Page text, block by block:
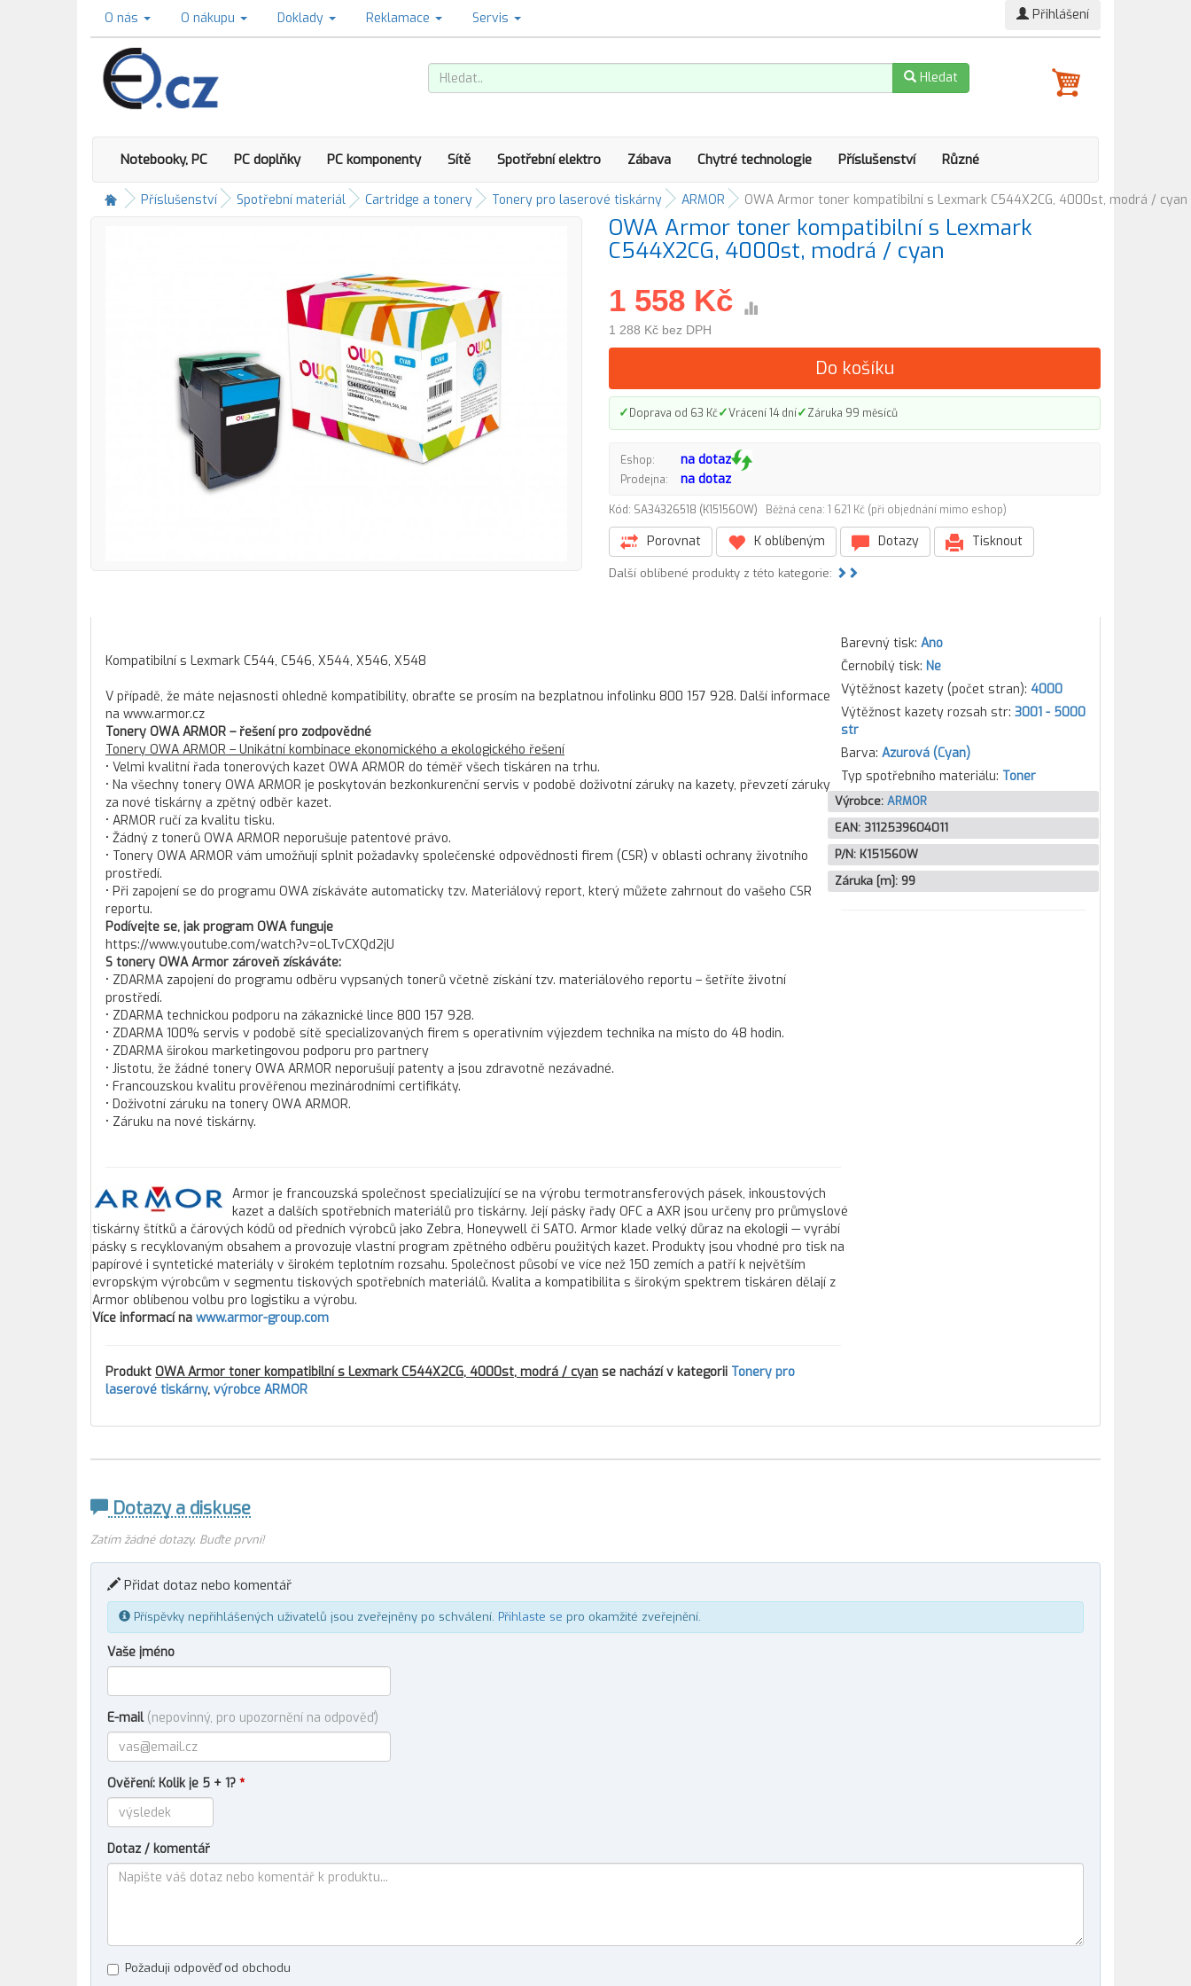
O nás O nákupu Doklady Reklamace Servis Přihlášení
Hledat
Notebooky, PC PC doplňky PC komponenty Sítě Spotřební elektro Zábava Chytré technologie Příslušenství Různé
Příslušenství Spotřební materiál Cartridge a tonery Tonery pro laserové tiskárny ARMOR OWA Armor toner kompatibilní s Lexmark C544X2CG, 4000st, modrá / cyan
OWA Armor toner kompatibilní s Lexmark
C544X2CG, 4000st, modrá / cyan
1 558 Kč
1 288 Kč bez DPH
Do košíku
✓Doprava od 63 Kč✓Vrácení 14 dní✓Záruka 99 měsíců
Eshop: na dotaz
Prodejna: na dotaz
Kód: SA34326518 (K15156OW) Běžná cena: 1 621 Kč (při objednání mimo eshop)
Porovnat K oblíbeným Dotazy Tisknout
Další oblíbené produkty z této kategorie:
Kompatibilní s Lexmark C544, C546, X544, X546, X548
V případě, že máte nejasnosti ohledně kompatibility, obraťte se prosím na bezplatnou infolinku 800 157 928. Další informace
na www.armor.cz
Tonery OWA ARMOR – řešení pro zodpovědné
Tonery OWA ARMOR – Unikátní kombinace ekonomického a ekologického řešení
• Velmi kvalitní řada tonerových kazet OWA ARMOR do téměř všech tiskáren na trhu.
• Na všechny tonery OWA ARMOR je poskytován bezkonkurenční servis v podobě doživotní záruky na kazety, převzetí záruky
za nové tiskárny a zpětný odběr kazet.
• ARMOR ručí za kvalitu tisku.
• Žádný z tonerů OWA ARMOR neporušuje patentové právo.
• Tonery OWA ARMOR vám umožňují splnit požadavky společenské odpovědnosti firem (CSR) v oblasti ochrany životního
prostředí.
• Při zapojení se do programu OWA získáváte automaticky tzv. Materiálový report, který můžete zahrnout do vašeho CSR
reportu.
Podívejte se, jak program OWA funguje
https://www.youtube.com/watch?v=oLTvCXQd2jU
S tonery OWA Armor zároveň získáváte:
• ZDARMA zapojení do programu odběru vypsaných tonerů včetně získání tzv. materiálového reportu – šetříte životní
prostředí.
• ZDARMA technickou podporu na zákaznické lince 800 157 928.
• ZDARMA 100% servis v podobě sítě specializovaných firem s operativním výjezdem technika na místo do 48 hodin.
• ZDARMA širokou marketingovou podporu pro partnery
• Jistotu, že žádné tonery OWA ARMOR neporušují patenty a jsou zdravotně nezávadné.
• Francouzskou kvalitu prověřenou mezinárodními certifikáty.
• Doživotní záruku na tonery OWA ARMOR.
• Záruku na nové tiskárny.
Armor je francouzská společnost specializující se na výrobu termotransferových pásek, inkoustových
kazet a dalších spotřebních materiálů pro tiskárny. Její pásky řady OFC a AXR jsou určeny pro průmyslové
tiskárny štítků a čárových kódů od předních výrobců jako Zebra, Honeywell či SATO. Armor klade velký důraz na ekologii — vyrábí
pásky s recyklovaným obsahem a provozuje vlastní program zpětného odběru použitých kazet. Produkty jsou vhodné pro tisk na
papírové i syntetické materiály v širokém teplotním rozsahu. Společnost působí ve více než 150 zemích a patří k největším
evropským výrobcům v segmentu tiskových spotřebních materiálů. Kvalita a kompatibilita s širokým spektrem tiskáren dělají z
Armor oblíbenou volbu pro logistiku a výrobu.
Více informací na www.armor-group.com
Produkt OWA Armor toner kompatibilní s Lexmark C544X2CG, 4000st, modrá / cyan se nachází v kategorii Tonery pro
laserové tiskárny, výrobce ARMOR
Barevný tisk: Ano
Černobílý tisk: Ne
Výtěžnost kazety (počet stran): 4000
Výtěžnost kazety rozsah str: 3001 - 5000
str
Barva: Azurová (Cyan)
Typ spotřebního materiálu: Toner
Výrobce: ARMOR
EAN: 3112539604011
P/N: K15156OW
Záruka [m]: 99
Dotazy a diskuse
Zatím žádné dotazy. Buďte první!
Přidat dotaz nebo komentář
Příspěvky nepřihlášených uživatelů jsou zveřejněny po schválení. Přihlaste se pro okamžité zveřejnění.
Vaše jméno
E-mail (nepovinný, pro upozornění na odpověď)
Ověření: Kolik je 5 + 1? *
Dotaz / komentář
Požaduji odpověď od obchodu